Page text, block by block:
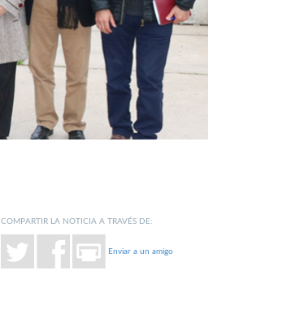
COMPARTIR LA NOTICIA A TRAVÉS DE:
Enviar a un amigo